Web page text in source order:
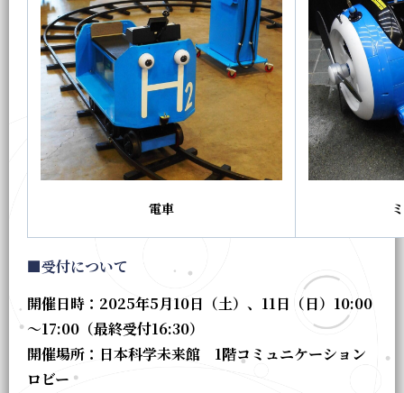
電車
■受付について
開催日時：2025年5月10日（土）、11日（日）10:00
～17:00（最終受付16:30）
開催場所：日本科学未来館 1階コミュニケーション
ロビー